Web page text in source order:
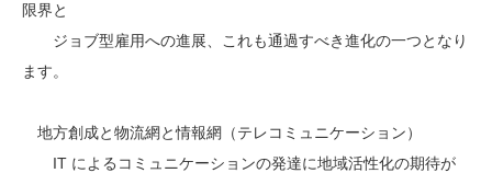
限界と
ジョブ型雇用への進展、これも通過すべき進化の一つとなり
ます。
地方創成と物流網と情報網（テレコミュニケーション）
IT によるコミュニケーションの発達に地域活性化の期待が